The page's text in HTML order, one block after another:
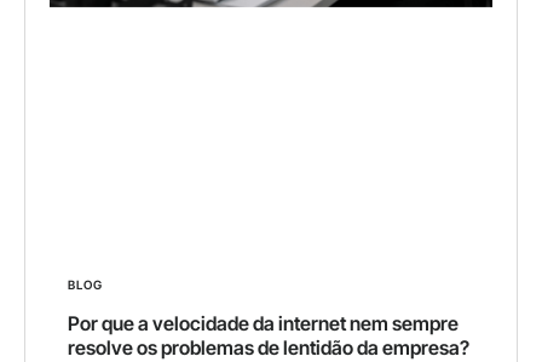
BLOG
Por que a velocidade da internet nem sempre
resolve os problemas de lentidão da empresa?